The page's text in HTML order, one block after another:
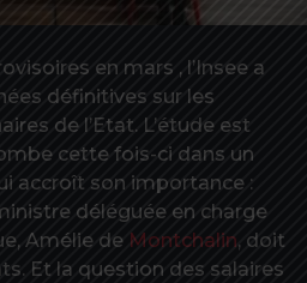
en mars , l’Insee a
définitives sur les
de l’Etat. L’étude est
cette fois-ci dans un
accroît son importance :
déléguée en charge
Amélie de Montchalin, doit
Et la question des salaires